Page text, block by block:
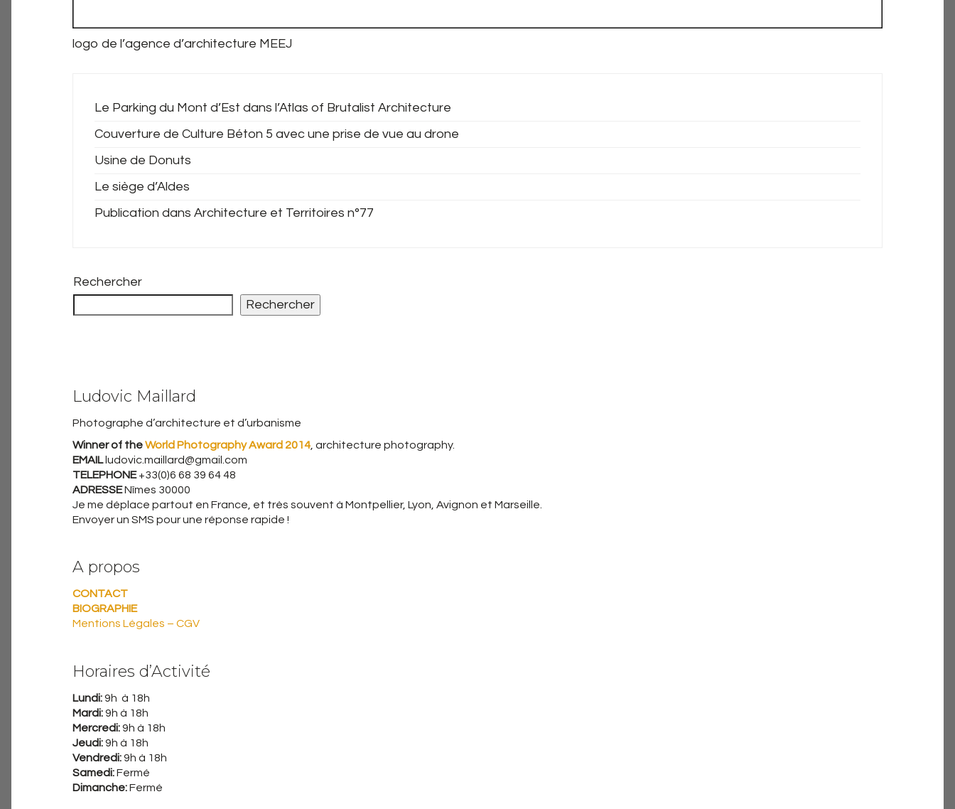
logo de l’agence d’architecture MEEJ
Le Parking du Mont d’Est dans l’Atlas of Brutalist Architecture
Couverture de Culture Béton 5 avec une prise de vue au drone
Usine de Donuts
Le siège d’Aldes
Publication dans Architecture et Territoires n°77
Rechercher
Rechercher
Ludovic Maillard
Photographe d’architecture et d’urbanisme
Winner of theWorld Photography Award 2014 , architecture photography.
EMAILludovic.maillard@gmail.com
TELEPHONE+33(0)6 68 39 64 48
ADRESSENîmes 30000
Je me déplace partout en France, et très souvent à Montpellier, Lyon, Avignon et Marseille.
Envoyer un SMS pour une réponse rapide !
A propos
CONTACT
BIOGRAPHIE
Mentions Légales – CGV
Horaires d’Activité
Lundi:9h à 18h
Mardi:9h à 18h
Mercredi:9h à 18h
Jeudi:9h à 18h
Vendredi:9h à 18h
Samedi:Fermé
Dimanche:Fermé